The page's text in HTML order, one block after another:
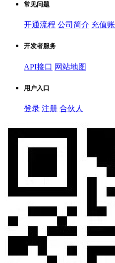
常见问题
开通流程 公司简介 充值
开发者服务
API接口 网站地图
用户入口
登录 注册 合伙人